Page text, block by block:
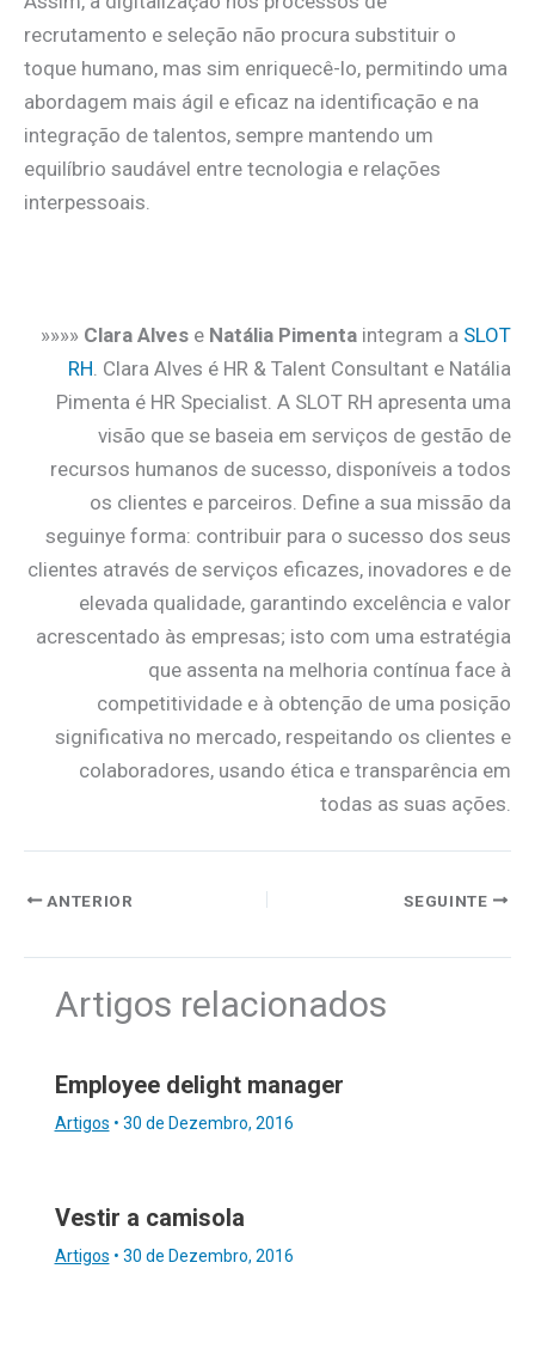
recrutamento e seleção não procura substituir o
toque humano, mas sim enriquecê-lo, permitindo uma
abordagem mais ágil e eficaz na identificação e na
integração de talentos, sempre mantendo um
equilíbrio saudável entre tecnologia e relações
interpessoais.
»»»» Clara Alves e Natália Pimenta integram a SLOT
RH . Clara Alves é HR & Talent Consultant e Natália
Pimenta é HR Specialist. A SLOT RH apresenta uma
visão que se baseia em serviços de gestão de
recursos humanos de sucesso, disponíveis a todos
os clientes e parceiros. Define a sua missão da
seguinye forma: contribuir para o sucesso dos seus
clientes através de serviços eficazes, inovadores e de
elevada qualidade, garantindo excelência e valor
acrescentado às empresas; isto com uma estratégia
que assenta na melhoria contínua face à
competitividade e à obtenção de uma posição
significativa no mercado, respeitando os clientes e
colaboradores, usando ética e transparência em
todas as suas ações.
ANTERIOR SEGUINTE
Artigos relacionados
Employee delight manager
Artigos • 30 de Dezembro, 2016
Vestir a camisola
Artigos • 30 de Dezembro, 2016